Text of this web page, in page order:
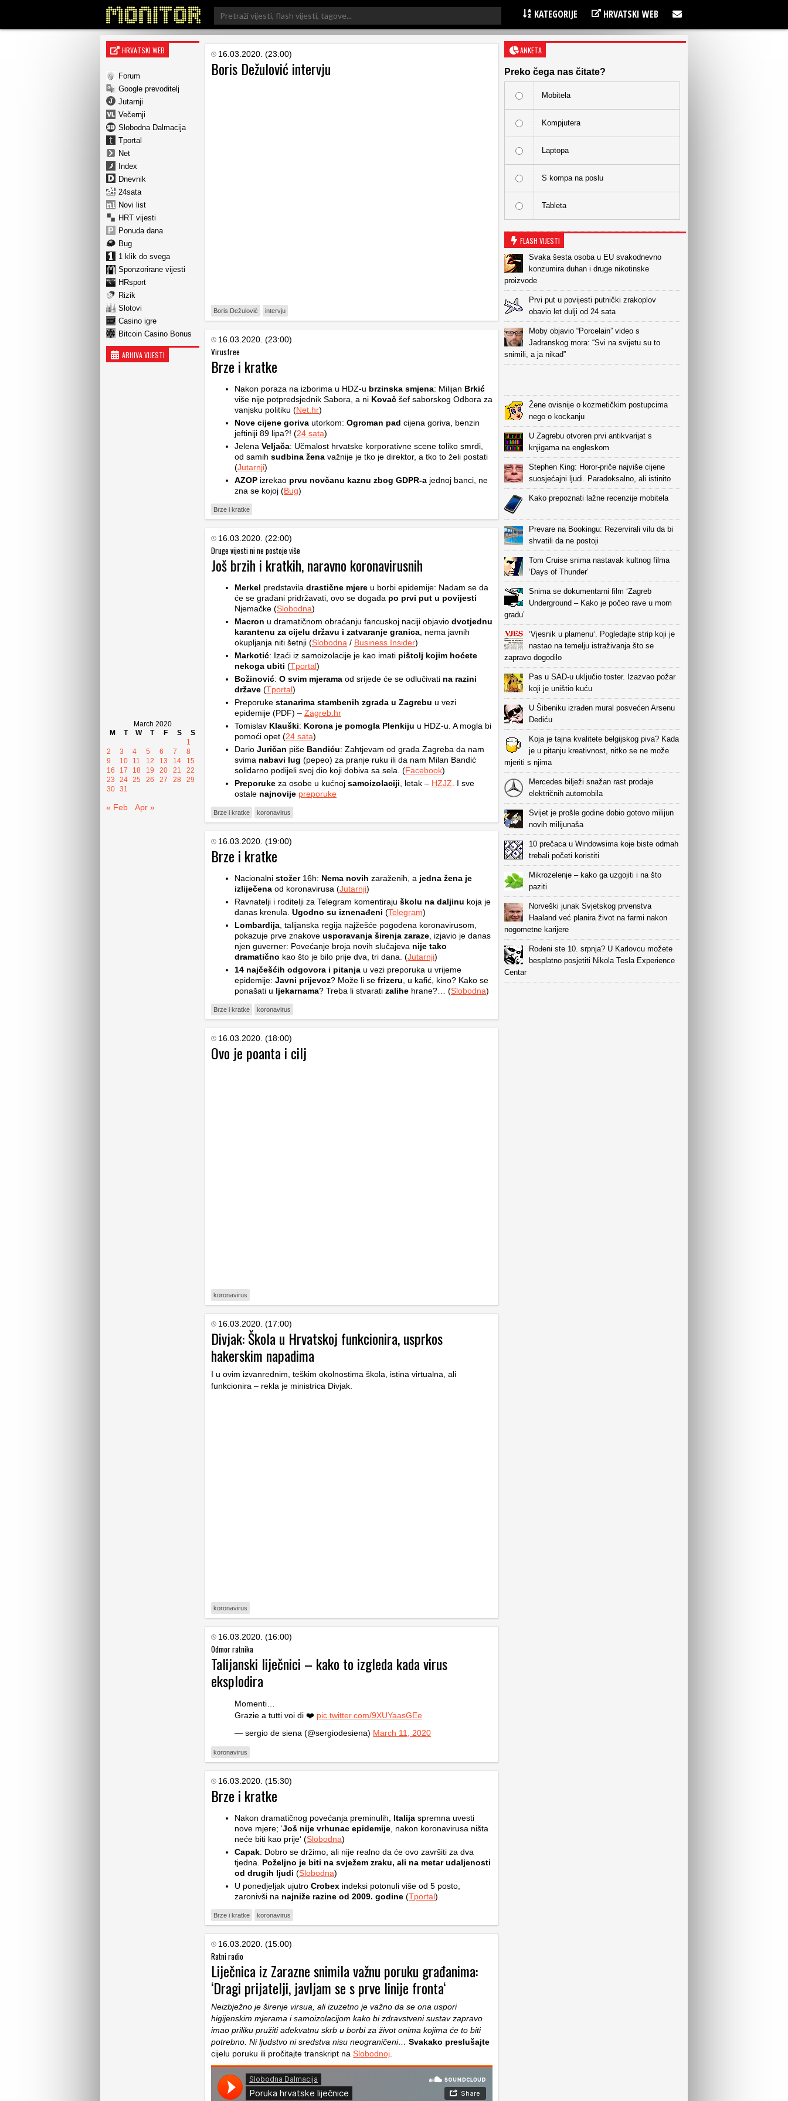
Search
for:
KATEGORIJE HRVATSKI WEB
HRVATSKI WEB
Forum
Google prevoditelj
Jutarnji
Večernji
Slobodna Dalmacija
Tportal
Net
Index
Dnevnik
24sata
Novi list
HRT vijesti
Ponuda dana
Bug
1 klik do svega
Sponzorirane vijesti
HRsport
Rizik
Slotovi
Casino igre
Bitcoin Casino Bonus
ARHIVA VIJESTI
March 2020
M
T W T F S
S
1
2
3 4 5 6 7
8
9
10 11 12 13 14
15
16
17 18 19 20 21
22
23
24 25 26 27 28
29
30 31
« Feb Apr »
16.03.2020. (23:00)
Boris Dežulović intervju
Boris Dežulović intervju
16.03.2020. (23:00)
Virusfree
Brze i kratke
Nakon poraza na izborima u HDZ-u brzinska smjena: Milijan Brkić
više nije potpredsjednik Sabora, a ni Kovač šef saborskog Odbora za
vanjsku politiku (Net.hr)
Nove cijene goriva utorkom: Ogroman pad cijena goriva, benzin
jeftiniji 89 lipa?! (24 sata)
Jelena Veljača: Učmalost hrvatske korporativne scene toliko smrdi,
od samih sudbina žena važnije je tko je direktor, a tko to želi postati
(Jutarnji)
AZOP izrekao prvu novčanu kaznu zbog GDPR-a jednoj banci, ne
zna se kojoj (Bug)
Brze i kratke
16.03.2020. (22:00)
Druge vijesti ni ne postoje više
Još brzih i kratkih, naravno koronavirusnih
Merkel predstavila drastične mjere u borbi epidemije: Nadam se da
će se građani pridržavati, ovo se događa po prvi put u povijesti
Njemačke (Slobodna)
Macron u dramatičnom obraćanju fancuskoj naciji objavio dvotjednu
karantenu za cijelu državu i zatvaranje granica , nema javnih
okupljanja niti šetnji (Slobodna / Business Insider)
Markotić: Izaći iz samoizolacije je kao imati pištolj kojim hoćete
nekoga ubiti (Tportal)
Božinović: O svim mjerama od srijede će se odlučivati na razini
države (Tportal)
Preporuke stanarima stambenih zgrada u Zagrebu u vezi
epidemije (PDF) – Zagreb.hr
Tomislav Klauški: Korona je pomogla Plenkiju u HDZ-u. A mogla bi
pomoći opet (24 sata)
Dario Juričan piše Bandiću: Zahtjevam od grada Zagreba da nam
svima nabavi lug (pepeo) za pranje ruku ili da nam Milan Bandić
solidarno podijeli svoj dio koji dobiva sa sela. (Facebook)
Preporuke za osobe u kućnoj samoizolaciji , letak – HZJZ . I sve
ostale najnovije preporuke
Brze i kratke koronavirus
16.03.2020. (19:00)
Brze i kratke
Nacionalni stožer16h: Nema novih zaraženih, a jedna žena je
izliječena od koronavirusa (Jutarnji)
Ravnatelji i roditelji za Telegram komentiraju školu na daljinu koja je
danas krenula. Ugodno su iznenađeni (Telegram)
Lombardija , talijanska regija najžešće pogođena koronavirusom,
pokazuje prve znakove usporavanja širenja zaraze , izjavio je danas
njen guverner: Povećanje broja novih slučajeva nije tako
dramatično kao što je bilo prije dva, tri dana. (Jutarnji)
14 najčešćih odgovora i pitanja u vezi preporuka u vrijeme
epidemije: Javni prijevoz? Može li se frizeru , u kafić, kino? Kako se
ponašati u ljekarnama? Treba li stvarati zalihe hrane?… (Slobodna)
Brze i kratke koronavirus
16.03.2020. (18:00)
Ovo je poanta i cilj
koronavirus
16.03.2020. (17:00)
Divjak: Škola u Hrvatskoj funkcionira, usprkos
hakerskim napadima
I u ovim izvanrednim, teškim okolnostima škola, istina virtualna, ali
funkcionira – rekla je ministrica Divjak.
koronavirus
16.03.2020. (16:00)
Odmor ratnika
Talijanski liječnici – kako to izgleda kada virus
eksplodira
Momenti…
Grazie a tutti voi di ❤️ pic.twitter.com/9XUYaasGEe
— sergio de siena (@sergiodesiena) March 11, 2020
koronavirus
16.03.2020. (15:30)
Brze i kratke
Nakon dramatičnog povećanja preminulih, Italija spremna uvesti
nove mjere; ‘Još nije vrhunac epidemije , nakon koronavirusa ništa
neće biti kao prije‘ (Slobodna)
Capak: Dobro se držimo, ali nije realno da će ovo završiti za dva
tjedna. Poželjno je biti na svježem zraku, ali na metar udaljenosti
od drugih ljudi (Slobodna)
U ponedjeljak ujutro Crobex indeksi potonuli više od 5 posto,
zaronivši na najniže razine od 2009. godine (Tportal)
Brze i kratke koronavirus
16.03.2020. (15:00)
Ratni radio
Liječnica iz Zarazne snimila važnu poruku građanima:
‘Dragi prijatelji, javljam se s prve linije fronta‘
Neizbježno je širenje virsua, ali izuzetno je važno da se ona uspori
higijenskim mjerama i samoizolacijom kako bi zdravstveni sustav zapravo
imao priliku pružiti adekvatnu skrb u borbi za život onima kojima će to biti
potrebno. Ni ljudstvo ni sredstva nisu neograničeni… Svakako preslušajte
cijelu poruku ili pročitajte transkript na Slobodnoj
ANKETA
Preko čega nas čitate?
Mobitela
Kompjutera
Laptopa
S kompa na poslu
Tableta
FLASH VIJESTI
Svaka šesta osoba u EU svakodnevno
konzumira duhan i druge nikotinske
proizvode
Prvi put u povijesti putnički zrakoplov
obavio let dulji od 24 sata
Moby objavio “Porcelain” video s
Jadranskog mora: “Svi na svijetu su to
snimili, a ja nikad”
Žene ovisnije o kozmetičkim postupcima
nego o kockanju
U Zagrebu otvoren prvi antikvarijat s
knjigama na engleskom
Stephen King: Horor-priče najviše cijene
suosjećajni ljudi. Paradoksalno, ali istinito
Kako prepoznati lažne recenzije mobitela
Prevare na Bookingu: Rezervirali vilu da bi
shvatili da ne postoji
Tom Cruise snima nastavak kultnog filma
‘Days of Thunder’
Snima se dokumentarni film ‘Zagreb
Underground – Kako je počeo rave u mom
gradu’
‘Vjesnik u plamenu‘. Pogledajte strip koji je
nastao na temelju istraživanja što se
zapravo dogodilo
Pas u SAD-u uključio toster. Izazvao požar
koji je uništio kuću
U Šibeniku izrađen mural posvećen Arsenu
Dediću
Koja je tajna kvalitete belgijskog piva? Kada
je u pitanju kreativnost, nitko se ne može
mjeriti s njima
Mercedes bilježi snažan rast prodaje
električnih automobila
Svijet je prošle godine dobio gotovo milijun
novih milijunaša
10 prečaca u Windowsima koje biste odmah
trebali početi koristiti
Mikrozelenje – kako ga uzgojiti i na što
paziti
Norveški junak Svjetskog prvenstva
Haaland već planira život na farmi nakon
nogometne karijere
Rođeni ste 10. srpnja? U Karlovcu možete
besplatno posjetiti Nikola Tesla Experience
Centar